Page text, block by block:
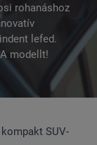
rohanáshoz
lefed.
modellt!
SUV-